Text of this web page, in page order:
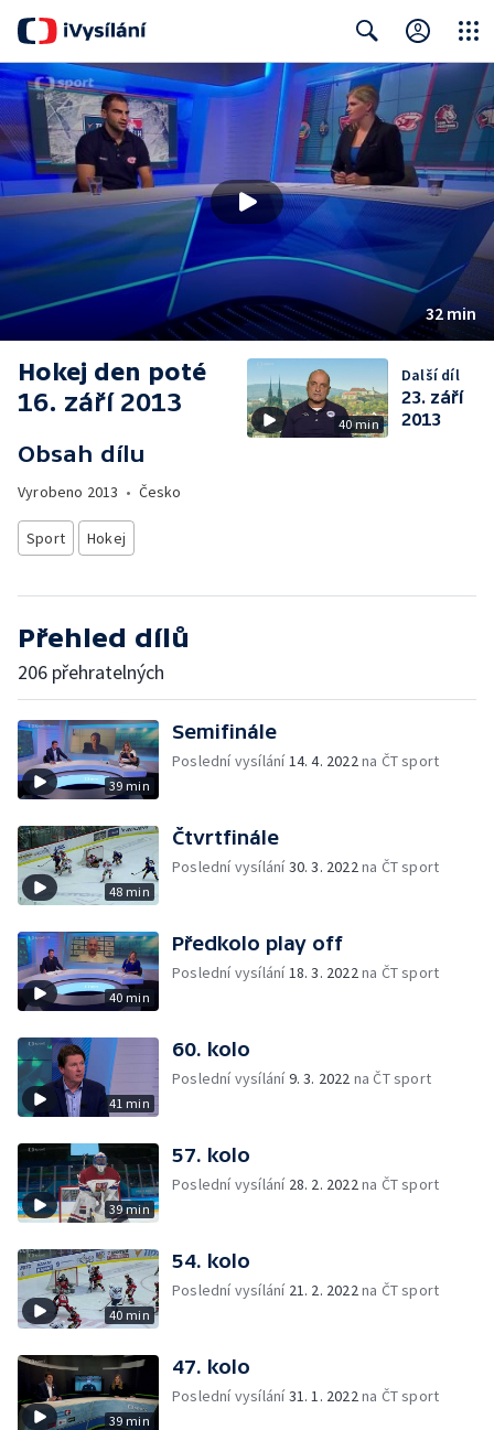
Search Close
32 min
Hokej den poté
16. září 2013
Obsah dílu
Vyrobeno 2013 • Česko
Sport Hokej
40 min
Další díl
23. září
2013
Přehled dílů
206 přehratelných
39 min
Semifinále
Poslední vysílání14. 4. 2022na ČT sport
48 min
Čtvrtfinále
Poslední vysílání30. 3. 2022na ČT sport
40 min
Předkolo play off
Poslední vysílání18. 3. 2022na ČT sport
41 min
60. kolo
Poslední vysílání9. 3. 2022 na ČT sport
39 min
57. kolo
Poslední vysílání 28. 2. 2022na ČT sport
40 min
54. kolo
Poslední vysílání 21. 2. 2022na ČT sport
39 min
47. kolo
Poslední vysílání31. 1. 2022na ČT sport